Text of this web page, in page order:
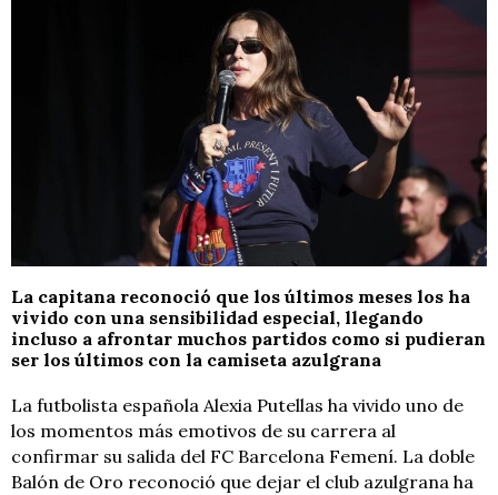
La capitana reconoció que los últimos meses los ha
vivido con una sensibilidad especial, llegando
incluso a afrontar muchos partidos como si pudieran
ser los últimos con la camiseta azulgrana
La futbolista española Alexia Putellas ha vivido uno de
los momentos más emotivos de su carrera al
confirmar su salida del FC Barcelona Femení. La doble
Balón de Oro reconoció que dejar el club azulgrana ha